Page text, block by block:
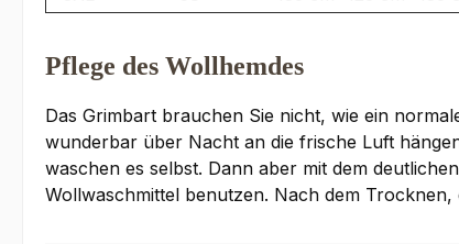
Pflege des Wollhemdes
Das Grimbart brauchen Sie nicht, wie ein
wunderbar über Nacht an die frische Luft
waschen es selbst. Dann aber mit dem
Wollwaschmittel benutzen. Nach dem